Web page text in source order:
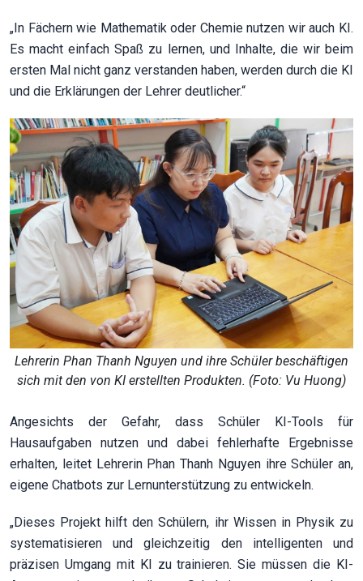
„In Fächern wie Mathematik oder Chemie nutzen wir auch KI.
Es macht einfach Spaß zu lernen, und Inhalte, die wir beim
ersten Mal nicht ganz verstanden haben, werden durch die KI
und die Erklärungen der Lehrer deutlicher.“
Lehrerin Phan Thanh Nguyen und ihre Schüler beschäftigen
sich mit den von KI erstellten Produkten. (Foto: Vu Huong)
Angesichts der Gefahr, dass Schüler KI-Tools für
Hausaufgaben nutzen und dabei fehlerhafte Ergebnisse
erhalten, leitet Lehrerin Phan Thanh Nguyen ihre Schüler an,
eigene Chatbots zur Lernunterstützung zu entwickeln.
„Dieses Projekt hilft den Schülern, ihr Wissen in Physik zu
systematisieren und gleichzeitig den intelligenten und
präzisen Umgang mit KI zu trainieren. Sie müssen die KI-